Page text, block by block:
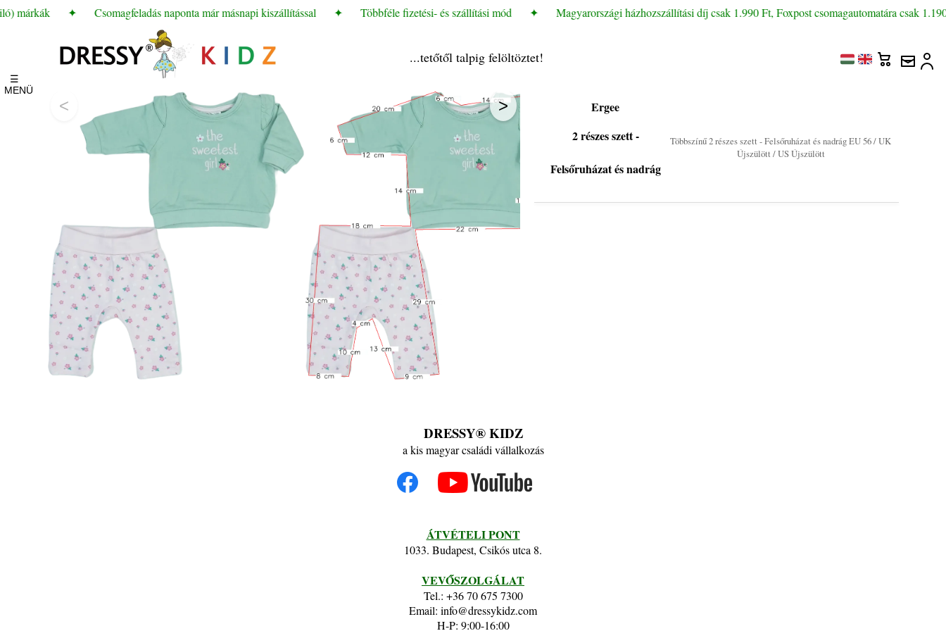
márkák ✦ Csomagfeladás naponta már másnapi kiszállítással ✦ Többféle fizetési- és szállítási mód ✦ Magyarországi házhozszállítási díj csak 1.990 Ft, Foxpost csomagautomatára csak
☰
MENÜ
...tetőtől talpig felöltöztet!
< >
Ergee
2 részes szett -
Felsőruházat és nadrág
Többszínű 2 részes szett - Felsőruházat és nadrág EU 56 / UK
Újszülött / US Újszülött
DRESSY® KIDZ
a kis magyar családi vállalkozás
ÁTVÉTELI PONT
1033. Budapest, Csikós utca 8.
VEVŐSZOLGÁLAT
Tel.: +36 70 675 7300
Email: info@dressykidz.com
H-P: 9:00-16:00